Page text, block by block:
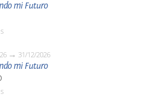
mi Futuro
31/12/2026
mi Futuro